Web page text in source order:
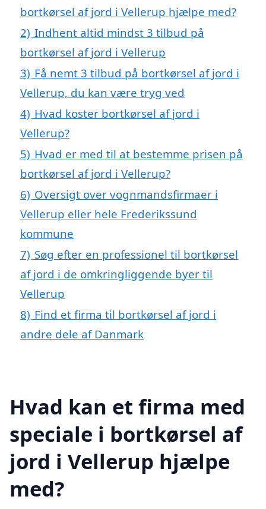
bortkørsel af jord i Vellerup hjælpe med?
2) Indhent altid mindst 3 tilbud på
bortkørsel af jord i Vellerup
3) Få nemt 3 tilbud på bortkørsel af jord i
Vellerup, du kan være tryg ved
4) Hvad koster bortkørsel af jord i
Vellerup?
5) Hvad er med til at bestemme prisen på
bortkørsel af jord i Vellerup?
6) Oversigt over vognmandsfirmaer i
Vellerup eller hele Frederikssund
kommune
7) Søg efter en professionel til bortkørsel
af jord i de omkringliggende byer til
Vellerup
8) Find et firma til bortkørsel af jord i
andre dele af Danmark
Hvad kan et firma med
speciale i bortkørsel af
jord i Vellerup hjælpe
med?